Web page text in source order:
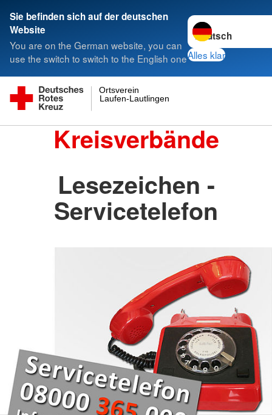
Sie befinden sich auf der deutschen
Website
You are on the German website, you can
use the switch to switch to the English one
Sprache wechseln
Alles klar
Laufen-Lautlingen
Ortsverein
Kreisverbände
Lesezeichen -
Servicetelefon